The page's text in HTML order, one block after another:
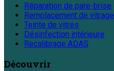
Réparation de pare-brise
Remplacement de vitrage
Teinte de vitres
Désinfection intérieure
Recalibrage ADAS
Découvrir